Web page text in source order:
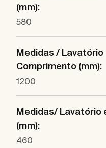
(mm):
580
Medidas / Lavatório
Comprimento (mm):
1200
Medidas/ Lavatório
(mm):
460